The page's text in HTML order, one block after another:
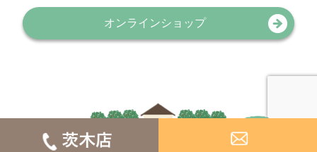
オンラインショップ